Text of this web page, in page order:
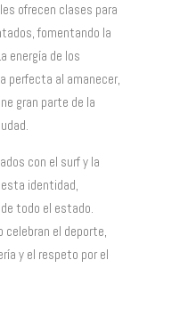
ofrecen clases para
fomentando la
energía de los
perfecta al amanecer,
gran parte de la
con el surf y la
identidad,
todo el estado.
el deporte,
y el respeto por el